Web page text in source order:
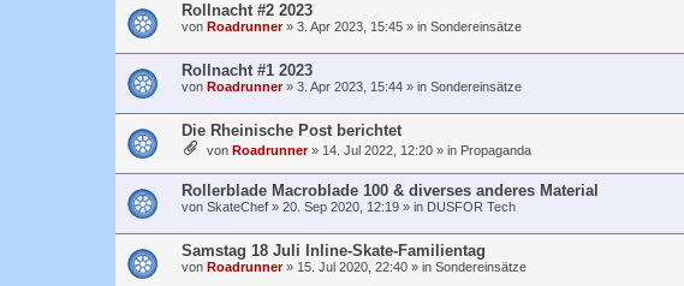
Rollnacht #2 2023
von Roadrunner» 3. Apr 2023, 15:45 » in Sondereinsätze
Rollnacht #1 2023
von Roadrunner» 3. Apr 2023, 15:44 » in Sondereinsätze
Die Rheinische Post berichtet
von Roadrunner» 14. Jul 2022, 12:20 » in Propaganda
Rollerblade Macroblade 100 & diverses anderes Material
von SkateChef » 20. Sep 2020, 12:19 » in DUSFOR Tech
Samstag 18 Juli Inline-Skate-Familientag
von Roadrunner» 15. Jul 2020, 22:40 » in Sondereinsätze